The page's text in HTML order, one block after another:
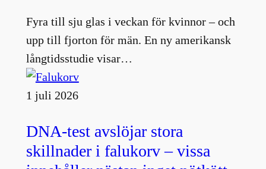
Fyra till sju glas i veckan för kvinnor – och
upp till fjorton för män. En ny amerikansk
långtidsstudie visar…
1 juli 2026
DNA-test avslöjar stora
skillnader i falukorv – vissa